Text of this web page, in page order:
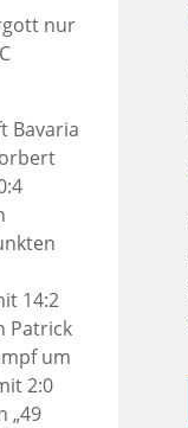
nur
Bavaria
14:2
Patrick
um
2:0
„49